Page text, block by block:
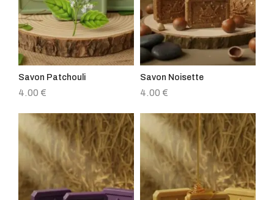
Savon Patchouli
4.00 €
Savon Noisette
4.00 €